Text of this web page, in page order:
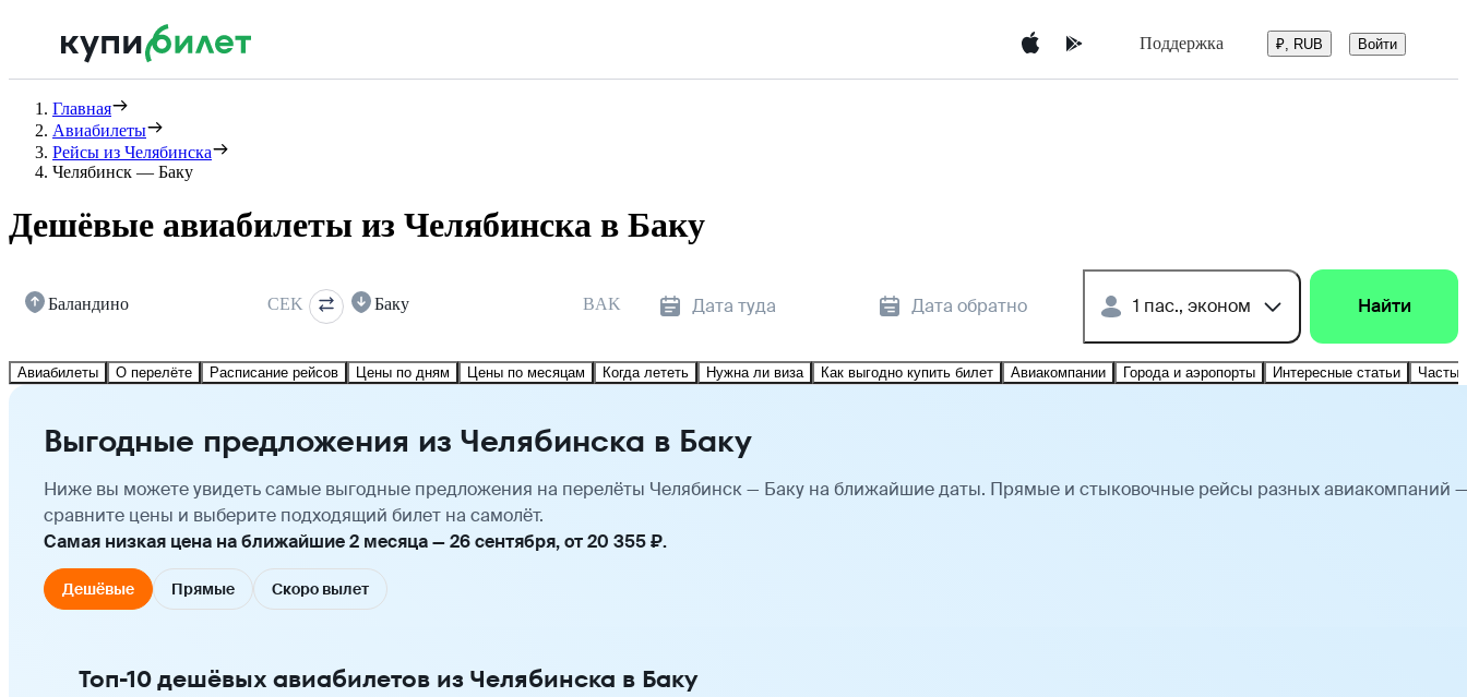
Поддержка ₽, RUB Войти
Главная
Авиабилеты
Рейсы из Челябинска
Челябинск — Баку
Дешёвые авиабилеты из Челябинска в Баку
Баландино CEK Баку BAK Дата туда Дата обратно 1 пас., эконом Найти
Авиабилеты О перелёте Расписание рейсов Цены по дням Цены по месяцам Когда лететь Нужна ли виза Как выгодно купить билет Авиакомпании Города и аэропорты Интересные статьи
Выгодные предложения из Челябинска в Баку
Ниже вы можете увидеть самые выгодные предложения на перелёты Челябинск — Баку на ближайшие даты. Прямые и стыковочные рейсы разных авиакомпаний —
сравните цены и выберите подходящий билет на самолёт.
Самая низкая цена на ближайшие 2 месяца — 26 сентября, от 20 355 ₽.
Дешёвые Прямые Скоро вылет
Топ-10 дешёвых авиабилетов из Челябинска в Баку